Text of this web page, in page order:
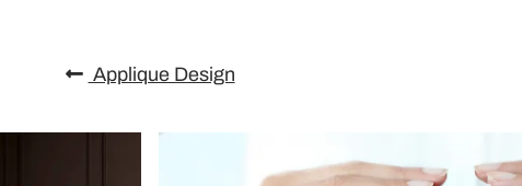
Applique Design